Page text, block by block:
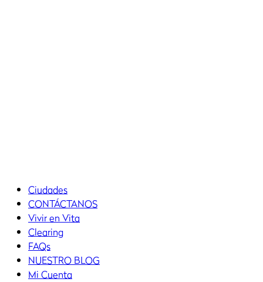
Ciudades
CONTÁCTANOS
Vivir en Vita
Clearing
FAQs
NUESTRO BLOG
Mi Cuenta